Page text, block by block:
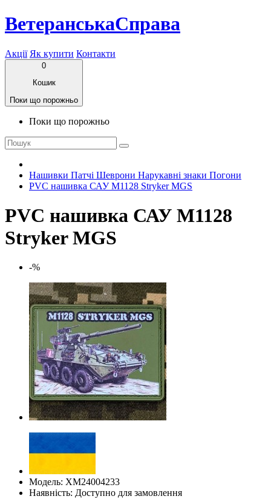
ВетеранськаСправа
Акції Як купити Контакти
0
Кошик
Поки що порожньо
Поки що порожньо
Нашивки Патчі Шеврони Нарукавні знаки Погони
PVC нашивка САУ M1128 Stryker MGS
PVC нашивка САУ M1128
Stryker MGS
-%
Модель: ХМ24004233
Наявність: Доступно для замовлення